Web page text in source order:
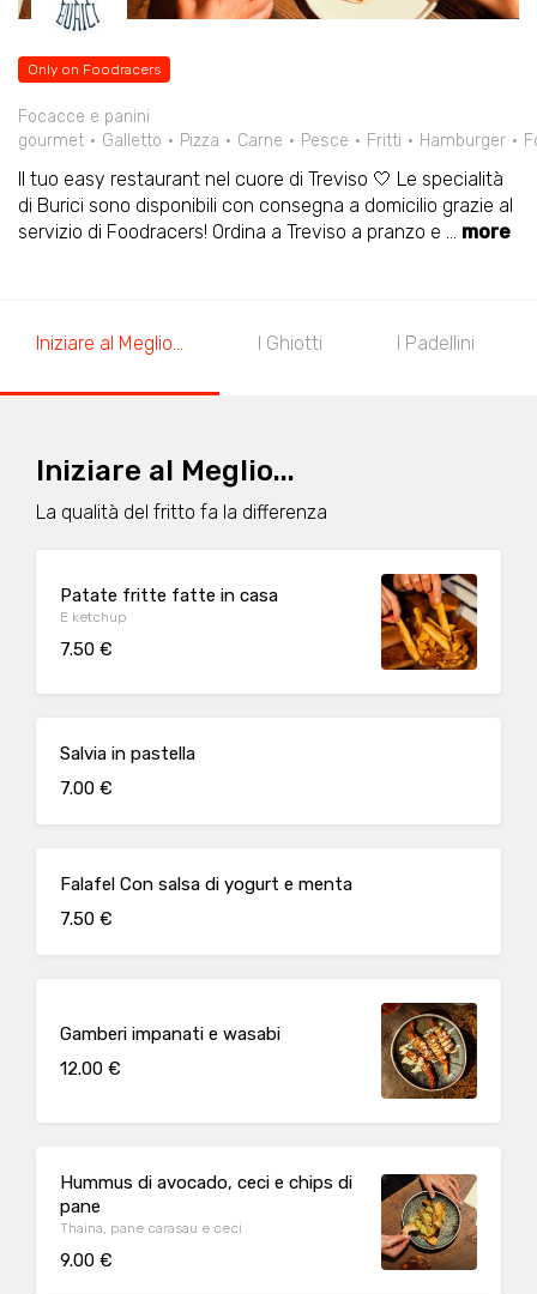
Only on Foodracers
Focacce e panini
gourmet
Galletto Pizza Carne Pesce Fritti Hamburger
Il tuo easy restaurant nel cuore di Treviso 🤍 Le specialità
di Burici sono disponibili con consegna a domicilio grazie al
servizio di Foodracers! Ordina a Treviso a pranzo e ... more
Iniziare al Meglio... I Ghiotti I Padellini
Iniziare al Meglio...
La qualità del fritto fa la differenza
Patate fritte fatte in casa
E ketchup
7.50 €
Salvia in pastella
7.00 €
Falafel Con salsa di yogurt e menta
7.50 €
Gamberi impanati e wasabi
12.00 €
Hummus di avocado, ceci e chips di
pane
Thaina, pane carasau e ceci
9.00 €